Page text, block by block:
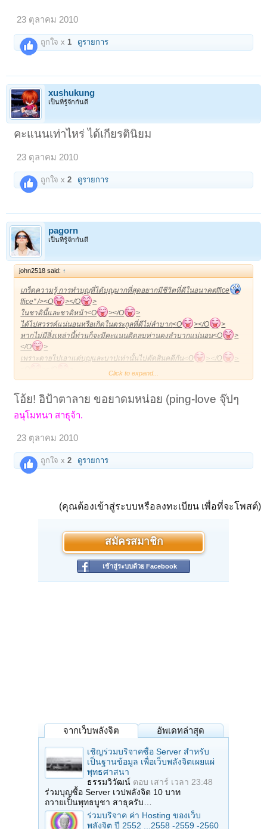
7.ให้ทาน ปล่อยสัตว์
23 ตุลาคม 2010
ถูกใจ x 1 ดูรายการ
xushukung
เป็นที่รู้จักกันดี
ึคะแนนเท่าไหร่ ได้เกียรตินิยม
23 ตุลาคม 2010
ถูกใจ x2 ดูรายการ
pagorn
เป็นที่รู้จักกันดี
john2518 said: ↑
เกร็ดความรู้ การทำบุญที่ได้บุญมากที่สุดอยากมีชีวิตที่ดีในอนาคตffice
ffice" /><O
></O
>
ในชาตินี้และชาติหน้า<O ></O
>
ได้ไปสวรรค์แน่นอนหรือเกิดในตระกูลที่ดีไม่ลำบาก<O ></O
>
หากไม่มีสิ่งเหล่านี้ท่านก็จะมีคะแนนติดลบท่านคงลำบากแน่นอน<O
>
</O
>
เพราะตายไปเอาแต่บุญและบาปเท่านั้นไปตัดสินคดีกัน<O
></O
>
1.เลี้ยงดูบิดรมารดาไม่ให้ลำบาก1000คะแนน<O ></O
>
2.นั่งสมาธิ ภาวนา รักษาศีล
<O
3.การให้อภัย และการอโหสิกรรม950คะแนน<O ></O
>
4. สวดมนต์ไหว้พระ ฟังธรรม
6. แผ่เมตตา ถวายหนังสือธรรมะ
Click to expand...
โอ้ย! อิป้าตาลาย ขอยาดมหน่อย (ping-love จุ๊ปๆ
อนุโมทนา สาธุจ้า.
23 ตุลาคม 2010
ถูกใจ x2 ดูรายการ
(คุณต้องเข้าสู่ระบบหรือลงทะเบียน เพื่อที่จะโพสต์)
สมัครสมาชิก
เข้าสู่ระบบด้วย Facebook
จากเว็บพลังจิต อัพเดทล่าสุด
เชิญร่วมบริจาคซื้อ Server สำหรับ
เป็นฐานข้อมูล เพื่อเว็บพลังจิตเผยแผ่
พุทธศาสนา
ธรรมวิวัฒน์ ตอบ เสาร์ เวลา 23:48
ร่วมบุญซื้อ Server เวปพลังจิต 10 บาท
ถวายเป็นพุทธบูชา สาธุครับ…
ร่วมบริจาค ค่า Hosting ของเว็บ
พลังจิต ปี 2552 ...2558 -2559 -2560